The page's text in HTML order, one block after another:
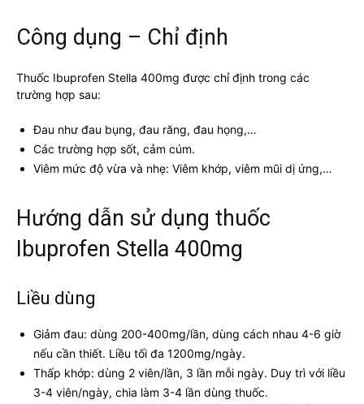
Công dụng – Chỉ định
Thuốc Ibuprofen Stella 400mg được chỉ định trong các
trường hợp sau:
Đau như đau bụng, đau răng, đau họng,…
Các trường hợp sốt, cảm cúm.
Viêm mức độ vừa và nhẹ: Viêm khớp, viêm mũi dị ứng,…
Hướng dẫn sử dụng thuốc
Ibuprofen Stella 400mg
Liều dùng
Giảm đau: dùng 200-400mg/lần, dùng cách nhau 4-6 giờ
nếu cần thiết. Liều tối đa 1200mg/ngày.
Thấp khớp: dùng 2 viên/lần, 3 lần mỗi ngày. Duy trì với liều
3-4 viên/ngày, chia làm 3-4 lần dùng thuốc.